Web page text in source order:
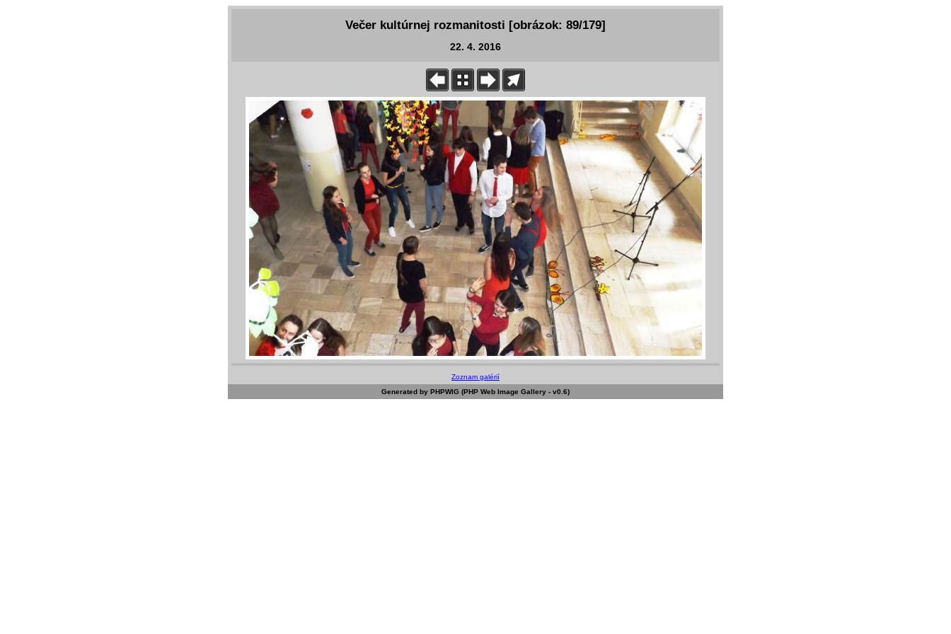
Večer kultúrnej rozmanitosti [obrázok: 89/179]
22. 4. 2016
Zoznam galérií
Generated by PHPWIG (PHP Web Image Gallery - v0.6)